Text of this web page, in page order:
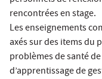
rencontrées en stage.
Les enseignements
axés sur des items du
problèmes de santé
d’apprentissage de